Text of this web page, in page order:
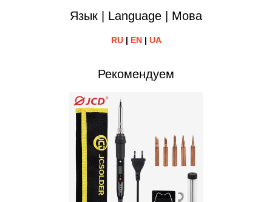
Язык | Language | Мова
RU| EN| UA
Рекомендуем